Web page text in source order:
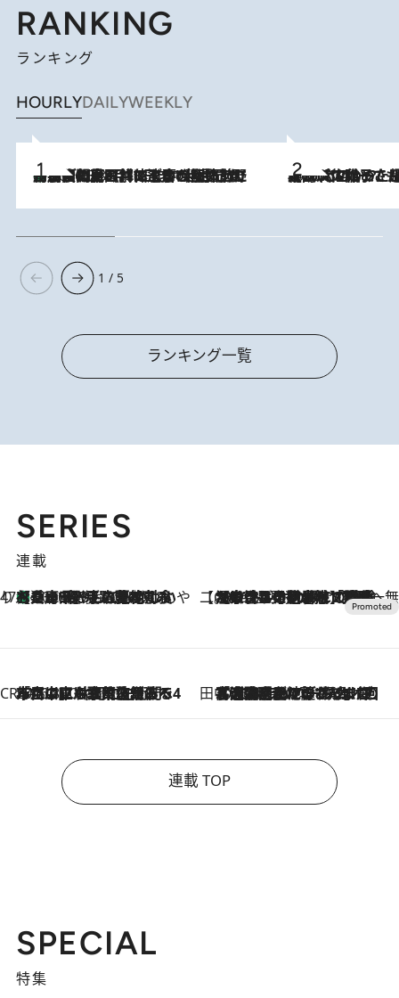
RANKING
ランキング
HOURLYDAILYWEEKLY
2026.8.8
「最後に見られてよかった」上野動物園の東園パンダ舎が解体前に特別公開。8月16日まで延長されたパネル展と共に辿る“半世紀”のパンダ飼育《解体工事の図面あり》 2026.8.5
【阿川佐和子さんの年とる力】なぜ70代で始めた趣味は“こんなに楽しい”のか？ ピアノ、俳句…スランプに陥っても続けられる“ある秘訣”とは
1 / 5
ランキング一覧
SERIES
連載
47都道府県の手みやげ ひんやりスイーツで夏を満喫
2026.8.8
【兵庫県】この夏絶対食べたい 冷やしておいしいおやつ3選 淡路島の恵みをジェラートに集約 【CREA×星野リゾート】唯一無二。癒しと発見が待つ場所へ
2026.8.7
【トンボの足水浴】ヒノキの香りに包まれて涼感マックス！約13℃の湧水かけ流しを避暑地「星野温泉 トンボの湯」で体験
CREA'S CHOICE
2026.8.7
「立川にも歌舞伎があるんだよ」 片岡仁左衛門・市川中車ら豪華座組みで4年目の立川立飛歌舞伎へ 田中稲の勝手に再ブーム
2026.8.7
「湘南乃風に憧れて」観客大盛上がりの“タオル回し”に、ラッパー顔負けの高速歌唱まで…さだまさし（74）のアグレッシブすぎる現在地
連載 TOP
SPECIAL
特集